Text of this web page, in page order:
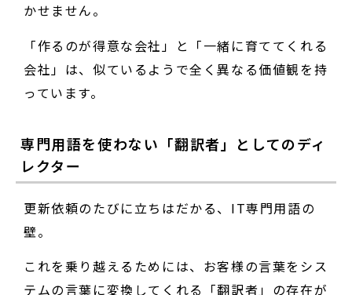
かせません。
「作るのが得意な会社」と「一緒に育ててくれる
会社」は、似ているようで全く異なる価値観を持
っています。
専門用語を使わない「翻訳者」としてのディ
レクター
更新依頼のたびに立ちはだかる、IT専門用語の
壁。
これを乗り越えるためには、お客様の言葉をシス
テムの言葉に変換してくれる「翻訳者」の存在が